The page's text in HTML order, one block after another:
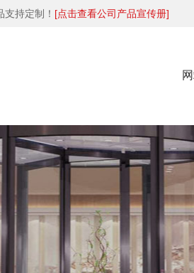
持定制！ [点击查看公司产品宣传册]